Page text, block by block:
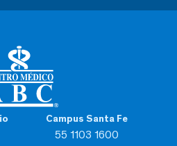
Campus Santa Fe
55 1103 1600